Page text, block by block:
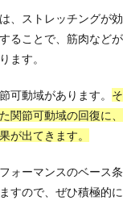
、ストレッチングが
ることで、筋肉など
ます。
可動域があります。
関節可動域の回復に
が出てきます。
ォーマンスのベース
すので、ぜひ積極的